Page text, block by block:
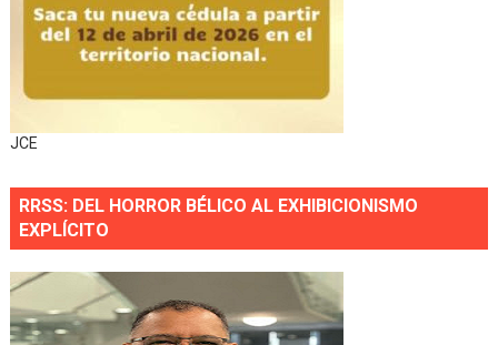
JCE
RRSS: DEL HORROR BÉLICO AL EXHIBICIONISMO
EXPLÍCITO